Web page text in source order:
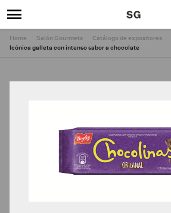
Home Salón Gourmets Catálogo de expositores
Icónica galleta con intenso sabor a chocolate